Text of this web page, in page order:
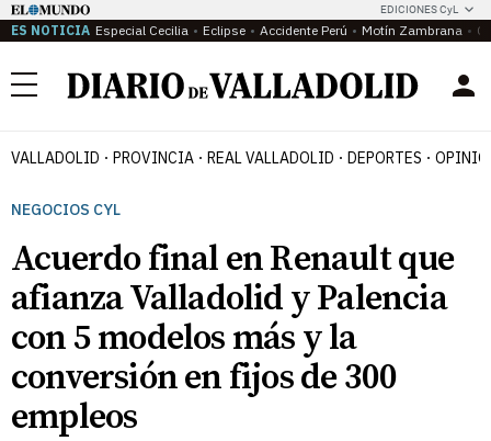
EDICIONES CyL
ES NOTICIA Especial Cecilia Eclipse Accidente Perú Motín Zambrana
Menú
VALLADOLID PROVINCIA REAL VALLADOLID DEPORTES
NEGOCIOS CYL
Acuerdo final en Renault que
afianza Valladolid y Palencia
con 5 modelos más y la
conversión en fijos de 300
empleos